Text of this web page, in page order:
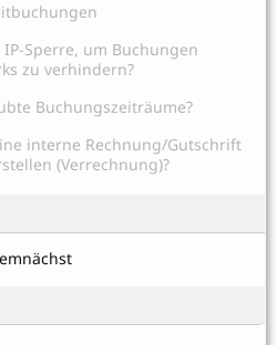
Sperre, um Buchungen
zu verhindern?
Buchungszeiträume?
interne Rechnung/Gutschrift
(Verrechnung)?